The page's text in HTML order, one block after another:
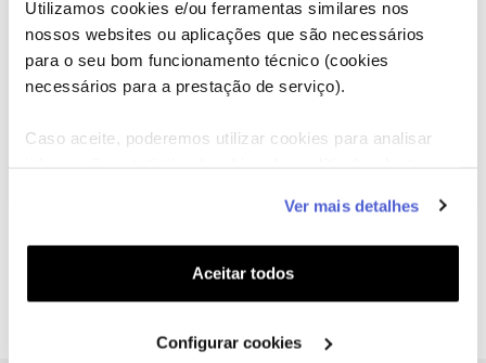
Utilizamos cookies e/ou ferramentas similares nos
nossos websites ou aplicações que são necessários
para o seu bom funcionamento técnico (cookies
necessários para a prestação de serviço).
Caso aceite, poderemos utilizar cookies para analisar
funcionalidades (cookies de personalização e
funcionalidade) e adaptar anúncios aos seus interesses
(cookies de publicidade personalizada). Pode gerir a
Ver mais detalhes
Aceitar todos
Configurar cookies
Rego muito bem com molho bechamel e finalizo com
queijo ralado em cima.
4)Levo ao forno a 200 graus até cozinhar e mais uns